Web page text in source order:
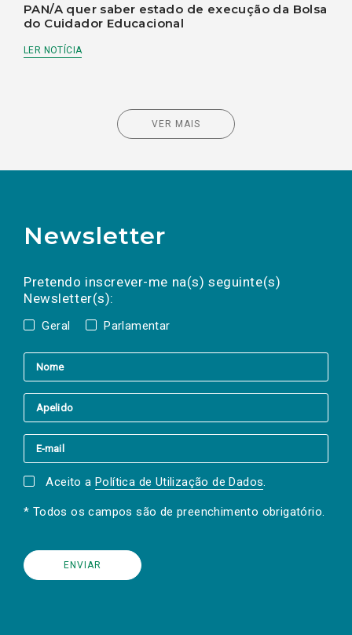
PAN/A quer saber estado de execução da Bolsa
do Cuidador Educacional
LER NOTÍCIA
VER MAIS
Newsletter
Pretendo inscrever-me na(s) seguinte(s)
Newsletter(s):
Geral Parlamentar
a(s) newsletter(s).
mail
Aceito a Política de Utilização de Dados.
* Todos os campos são de preenchimento obrigatório.